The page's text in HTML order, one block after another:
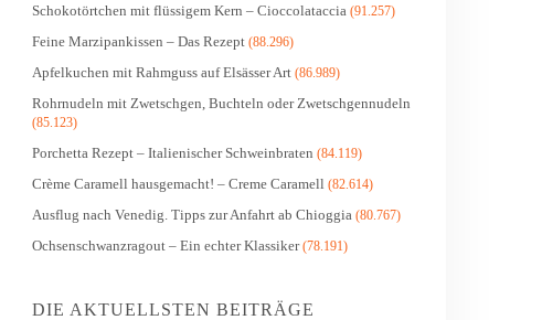
Schokotörtchen mit flüssigem Kern – Cioccolataccia (91.257)
Feine Marzipankissen – Das Rezept (88.296)
Apfelkuchen mit Rahmguss auf Elsässer Art (86.989)
Rohrnudeln mit Zwetschgen, Buchteln oder Zwetschgennudeln
(85.123)
Porchetta Rezept – Italienischer Schweinbraten (84.119)
Crème Caramell hausgemacht! – Creme Caramell (82.614)
Ausflug nach Venedig. Tipps zur Anfahrt ab Chioggia (80.767)
Ochsenschwanzragout – Ein echter Klassiker(78.191)
DIE AKTUELLSTEN BEITRÄGE